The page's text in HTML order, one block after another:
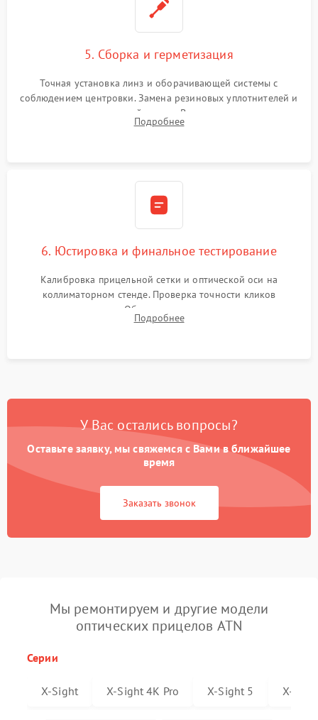
5. Сборка и герметизация
Точная установка линз и оборачивающей системы с
соблюдением центровки. Замена резиновых уплотнителей и
нанесение влагозащитной смазки. Вакуумирование корпуса
и заполнение его осушенным азотом или аргоном для
Подробнее
6. Юстировка и финальное тестирование
Калибровка прицельной сетки и оптической оси на
коллиматорном стенде. Проверка точности кликов
механизма поправок. Обязательное испытание прицела на
ударном стенде для проверки устойчивости к отдаче и
Подробнее
У Вас остались вопросы?
Оставьте заявку, мы свяжемся с Вами в ближайшее
время
Заказать звонок
Мы ремонтируем и другие модели
оптических прицелов ATN
Серии
X-Sight X-Sight 4K Pro X-Sight 5 X-